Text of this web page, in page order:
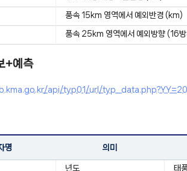
풍속 15km 영역에서 예외반경 (km)
풍속 25km 영역에서 예외방향 (16
+예측
api/typ01/url/
명 의미
년도 태